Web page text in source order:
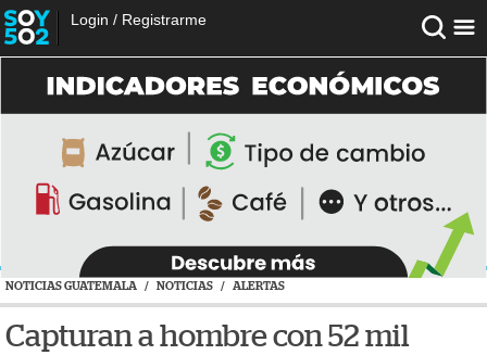
Login / Registrarme
NOTICIAS GUATEMALA / NOTICIAS / ALERTAS
Capturan a hombre con 52 mil